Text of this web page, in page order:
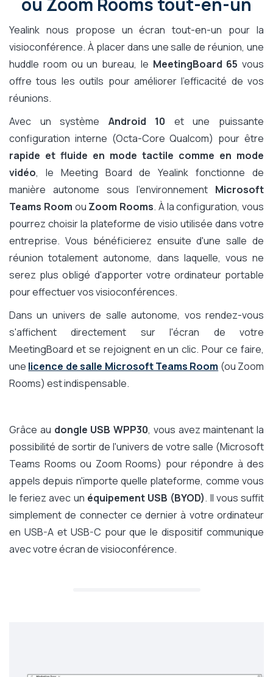
Yealink nous propose un écran tout-en-un pour la
visioconférence. À placer dans une salle de réunion, une
huddle room ou un bureau, le MeetingBoard 65 vous
offre tous les outils pour améliorer l’efficacité de vos
réunions.
Avec un système Android 10 et une puissante
configuration interne (Octa-Core Qualcom) pour être
rapide et fluide en mode tactile comme en mode
vidéo, le Meeting Board de Yealink fonctionne de
manière autonome sous l'environnement Microsoft
Teams Room ou Zoom Rooms. À la configuration, vous
pourrez choisir la plateforme de visio utilisée dans votre
entreprise. Vous bénéficierez ensuite d'une salle de
réunion totalement autonome, dans laquelle, vous ne
serez plus obligé d'apporter votre ordinateur portable
pour effectuer vos visioconférences.
Dans un univers de salle autonome, vos rendez-vous
s'affichent directement sur l'écran de votre
MeetingBoard et se rejoignent en un clic. Pour ce faire,
une licence de salle Microsoft Teams Room (ou Zoom
Rooms) est indispensable.
Grâce au dongle USB WPP30, vous avez maintenant la
possibilité de sortir de l'univers de votre salle (Microsoft
Teams Rooms ou Zoom Rooms) pour répondre à des
appels depuis n'importe quelle plateforme, comme vous
le feriez avec un équipement USB (BYOD). Il vous suffit
simplement de connecter ce dernier à votre ordinateur
en USB-A et USB-C pour que le dispositif communique
avec votre écran de visioconférence.